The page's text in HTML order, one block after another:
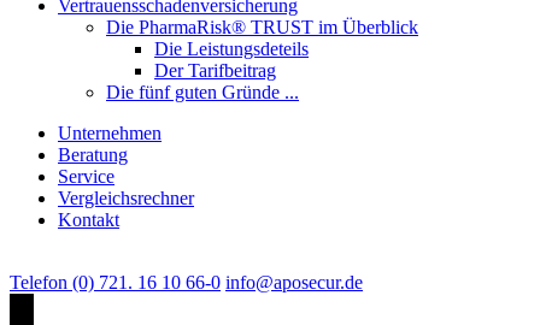
Vertrauensschadenversicherung
Die PharmaRisk® TRUST im Überblick
Die Leistungsdeteils
Der Tarifbeitrag
Die fünf guten Gründe ...
Unternehmen
Beratung
Service
Vergleichsrechner
Kontakt
Telefon (0) 721. 16 10 66-0 info@aposecur.de